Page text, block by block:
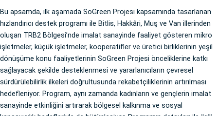
Bu apsamda, ilk aşamada SoGreen Projesi kapsamında tasarlanan
hızlandırıcı destek programı ile Bitlis, Hakkâri, Muş ve Van illerinden
oluşan TRB2 Bölgesi’nde imalat sanayinde faaliyet gösteren mikro
işletmeler, küçük işletmeler, kooperatifler ve üretici birliklerinin yeşil
dönüşüme konu faaliyetlerinin SoGreen Projesi önceliklerine katkı
sağlayacak şekilde desteklenmesi ve yararlanıcıların çevresel
sürdürülebilirlik ilkeleri doğrultusunda rekabetçiliklerinin artırılması
hedefleniyor. Program, aynı zamanda kadınların ve gençlerin imalat
sanayinde etkinliğini artırarak bölgesel kalkınma ve sosyal